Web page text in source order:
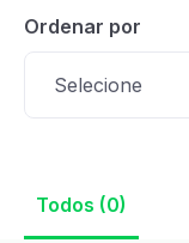
Ordenar por
Selecione
Todos (0)